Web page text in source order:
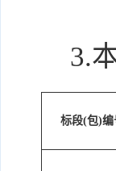
3.
标段(包)编